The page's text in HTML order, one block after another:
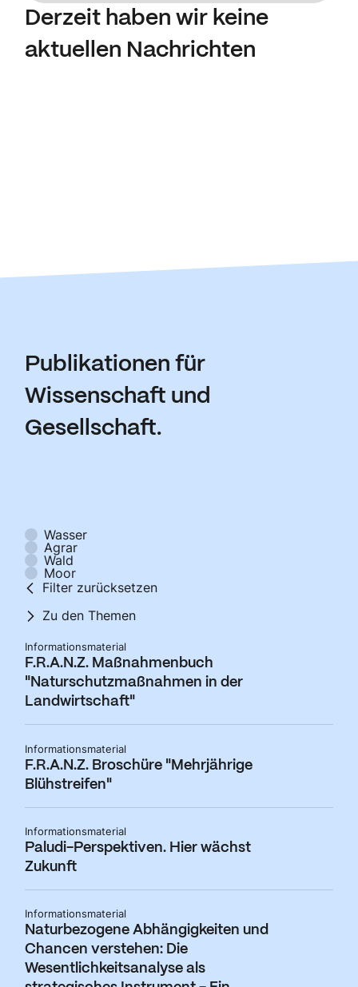
Derzeit haben wir keine
aktuellen Nachrichten
Publikationen für
Wissenschaft und
Gesellschaft.
Wasser
Agrar
Wald
Moor
Filter zurücksetzen
Zu den Themen
Informationsmaterial
F.R.A.N.Z. Maßnahmenbuch
"Naturschutzmaßnahmen in der
Landwirtschaft"
Informationsmaterial
F.R.A.N.Z. Broschüre "Mehrjährige
Blühstreifen"
Informationsmaterial
Paludi-Perspektiven. Hier wächst
Zukunft
Informationsmaterial
Naturbezogene Abhängigkeiten und
Chancen verstehen: Die
Wesentlichkeitsanalyse als